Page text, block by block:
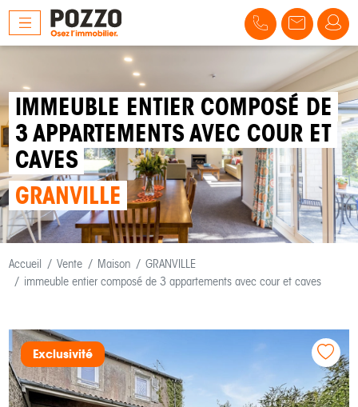
IMMEUBLE ENTIER COMPOSÉ DE
3 APPARTEMENTS AVEC COUR ET
CAVES
GRANVILLE
Accueil Vente Maison
GRANVILLE
immeuble entier composé de 3 appartements avec cour et caves
Exclusivité